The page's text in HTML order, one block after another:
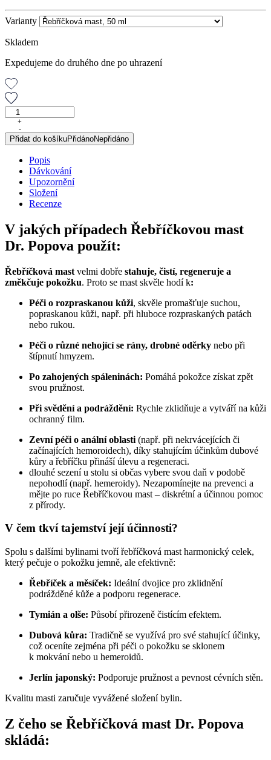
Varianty
Skladem
Expedujeme do druhého dne po uhrazení
Řebříčková
mast,
50
ml
množství
+
-
Přidat do košíkuPřidánoNepřidáno
Popis
Dávkování
Upozornění
Složení
Recenze
V jakých případech Řebříčkovou mast
Dr. Popova použít:
Řebříčková mast velmi dobře stahuje, čistí, regeneruje a
změkčuje pokožku. Proto se mast skvěle hodí k:
Péči o rozpraskanou kůži, skvěle promašťuje suchou,
popraskanou kůži, např. při hluboce rozpraskaných patách
nebo rukou.
Péči o různé nehojící se rány, drobné oděrky nebo při
štípnutí hmyzem.
Po zahojených spáleninách: Pomáhá pokožce získat zpět
svou pružnost.
Při svědění a podráždění: Rychle zklidňuje a vytváří na kůži
ochranný film.
Zevní péči o anální oblasti (např. při nekrvácejících či
začínajících hemoroidech), díky stahujícím účinkům dubové
kůry a řebříčku přináší úlevu a regeneraci.
dlouhé sezení u stolu si občas vybere svou daň v podobě
nepohodlí (např. hemeroidy). Nezapomínejte na prevenci a
mějte po ruce Řebříčkovou mast – diskrétní a účinnou pomoc
z přírody.
V čem tkví tajemství její účinnosti?
Spolu s dalšími bylinami tvoří řebříčková mast harmonický celek,
který pečuje o pokožku jemně, ale efektivně:
Řebříček a měsíček: Ideální dvojice pro zklidnění
podrážděné kůže a podporu regenerace.
Tymián a olše: Působí přirozeně čistícím efektem.
Dubová kůra: Tradičně se využívá pro své stahující účinky,
což oceníte zejména při péči o pokožku se sklonem
k mokvání nebo u hemeroidů.
Jerlín japonský: Podporuje pružnost a pevnost cévních stěn.
Kvalitu masti zaručuje vyvážené složení bylin.
Z čeho se Řebříčková mast Dr. Popova
skládá: